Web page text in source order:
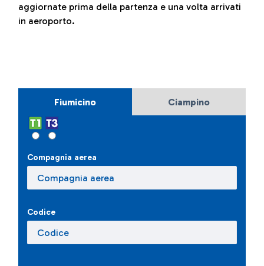
aggiornate prima della partenza e una volta arrivati
in aeroporto.
Fiumicino Ciampino
Compagnia aerea
Codice